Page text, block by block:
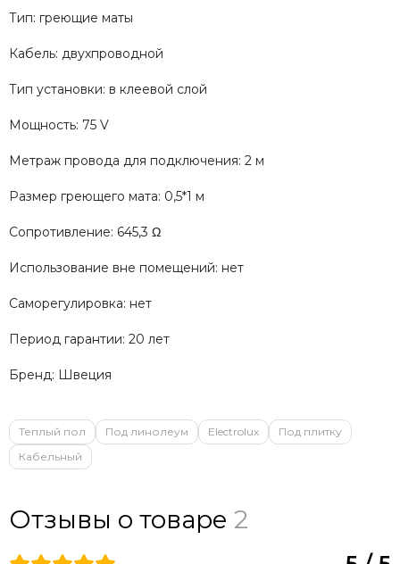
Тип: греющие маты
Кабель: двухпроводной
Тип установки: в клеевой слой
Мощность: 75 V
Метраж провода для подключения: 2 м
Размер греющего мата: 0,5*1 м
Сопротивление: 645,3 Ω
Использование вне помещений: нет
Саморегулировка: нет
Период гарантии: 20 лет
Бренд: Швеция
Теплый пол Под линолеум Electrolux
Под плитку
Кабельный
Отзывы о товаре 2